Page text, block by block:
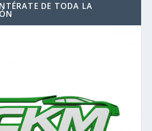
DE TODA LA